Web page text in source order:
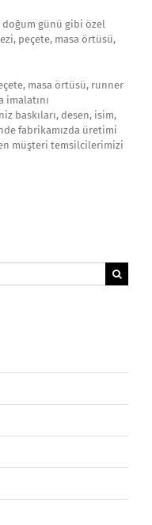
doğum günü gibi özel
peçete, masa örtüsü,
masa örtüsü, runner
imalatını
baskıları, desen, isim,
fabrikamızda üretimi
müşteri temsilcilerimizi